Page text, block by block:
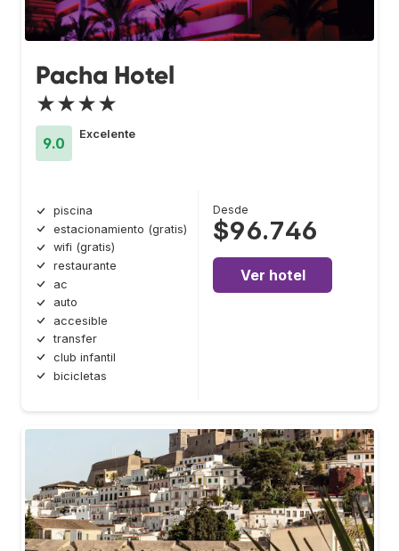
Pacha Hotel
★★★★
9.0
Excelente
piscina
estacionamiento (gratis)
wifi (gratis)
restaurante
ac
auto
accesible
transfer
club infantil
bicicletas
Desde
$96.746
Ver hotel